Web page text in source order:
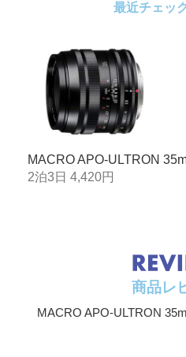
最近チェッ
MACRO APO-ULTRON
2泊3日 4,420円
商品レ
MACRO APO-ULTRON